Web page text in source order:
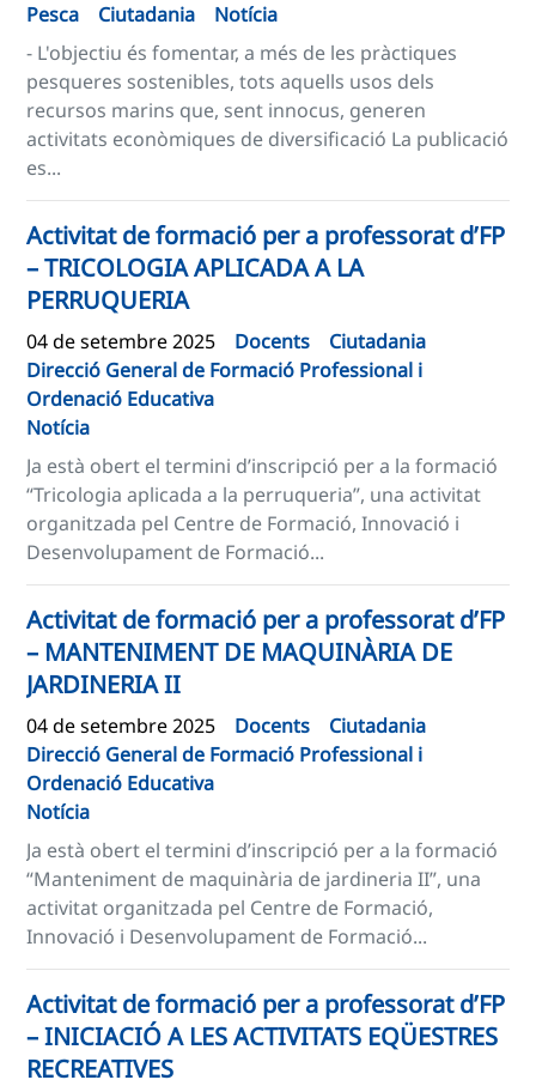
Pesca
Ciutadania
Notícia
- L'objectiu és fomentar, a més de les pràctiques
pesqueres sostenibles, tots aquells usos dels
recursos marins que, sent innocus, generen
activitats econòmiques de diversificació La publicació
es...
Activitat de formació per a professorat d’FP
– TRICOLOGIA APLICADA A LA
PERRUQUERIA
04 de setembre 2025 Docents
Ciutadania
Direcció General de Formació Professional i
Ordenació Educativa
Notícia
Ja està obert el termini d’inscripció per a la formació
“Tricologia aplicada a la perruqueria”, una activitat
organitzada pel Centre de Formació, Innovació i
Desenvolupament de Formació...
Activitat de formació per a professorat d’FP
– MANTENIMENT DE MAQUINÀRIA DE
JARDINERIA II
04 de setembre 2025 Docents
Ciutadania
Direcció General de Formació Professional i
Ordenació Educativa
Notícia
Ja està obert el termini d’inscripció per a la formació
“Manteniment de maquinària de jardineria II”, una
activitat organitzada pel Centre de Formació,
Innovació i Desenvolupament de Formació...
Activitat de formació per a professorat d’FP
– INICIACIÓ A LES ACTIVITATS EQÜESTRES
RECREATIVES